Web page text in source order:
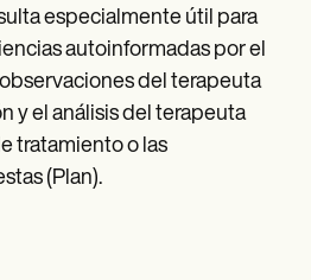
especialmente útil para
autoinformadas por el
del terapeuta
y el análisis del terapeuta
tratamiento o las
(Plan).